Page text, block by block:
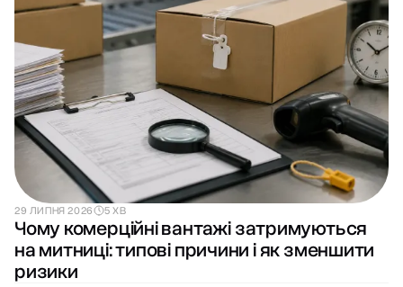
29 ЛИПНЯ 2026 5 ХВ
Чому комерційні вантажі затримуються
на митниці: типові причини і як зменшити
ризики